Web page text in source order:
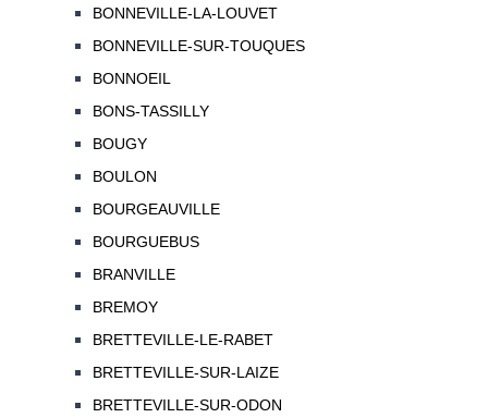
BONNEVILLE-LA-LOUVET
BONNEVILLE-SUR-TOUQUES
BONNOEIL
BONS-TASSILLY
BOUGY
BOULON
BOURGEAUVILLE
BOURGUEBUS
BRANVILLE
BREMOY
BRETTEVILLE-LE-RABET
BRETTEVILLE-SUR-LAIZE
BRETTEVILLE-SUR-ODON